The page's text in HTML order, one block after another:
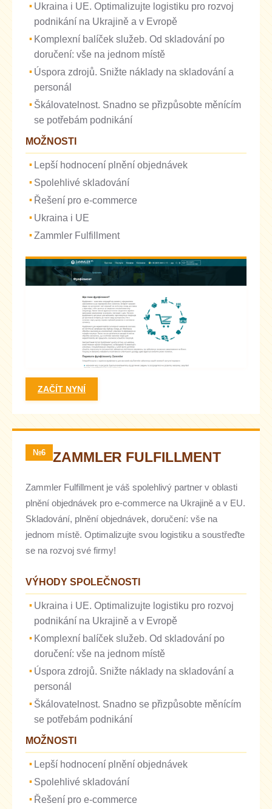
Ukraina i UE. Optimalizujte logistiku pro rozvoj
podnikání na Ukrajině a v Evropě
Komplexní balíček služeb. Od skladování po
doručení: vše na jednom místě
Úspora zdrojů. Snižte náklady na skladování a
personál
Škálovatelnost. Snadno se přizpůsobte měnícím
se potřebám podnikání
MOŽNOSTI
Lepší hodnocení plnění objednávek
Spolehlivé skladování
Řešení pro e-commerce
Ukraina i UE
Zammler Fulfillment
ZAČÍT NYNÍ
№6 ZAMMLER FULFILLMENT
Zammler Fulfillment je váš spolehlivý partner v oblasti
plnění objednávek pro e-commerce na Ukrajině a v EU.
Skladování, plnění objednávek, doručení: vše na
jednom místě. Optimalizujte svou logistiku a soustřeďte
se na rozvoj své firmy!
VÝHODY SPOLEČNOSTI
Ukraina i UE. Optimalizujte logistiku pro rozvoj
podnikání na Ukrajině a v Evropě
Komplexní balíček služeb. Od skladování po
doručení: vše na jednom místě
Úspora zdrojů. Snižte náklady na skladování a
personál
Škálovatelnost. Snadno se přizpůsobte měnícím
se potřebám podnikání
MOŽNOSTI
Lepší hodnocení plnění objednávek
Spolehlivé skladování
Řešení pro e-commerce